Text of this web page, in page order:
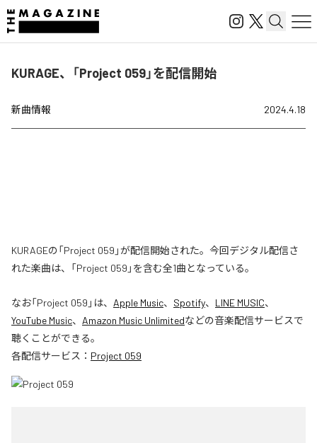
KURAGE、「Project 059」を配信開始
新曲情報 2024.4.18
KURAGEの「Project 059」が配信開始された。今回デジタル配信さ
れた楽曲は、「Project 059」を含む全1曲となっている。
なお「Project 059 」は、 Apple Music、 Spotify、 LINE MUSIC、
YouTube Music、 Amazon Music Unlimitedなどの音楽配信サービスで
聴くことができる。
各配信サービス： Project 059